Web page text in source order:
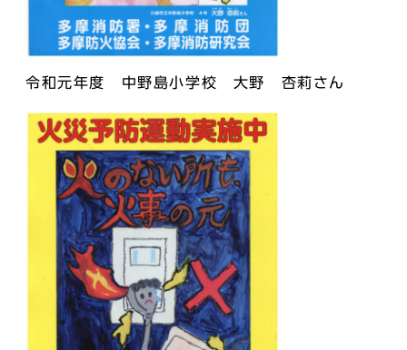
令和元年度 中野島小学校 大野 杏莉さん